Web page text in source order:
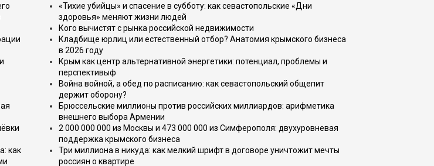
как
«Тихие убийцы» и спасение в субботу: как севастопольские «Дни
здоровья» меняют жизни людей
Кого вычистят с рынка российской недвижимости
Кладбище юрлиц или естественный отбор? Анатомия крымского бизнеса
в 2026 году
Крым как центр альтернативной энергетики: потенциал, проблемы и
перспективыф
Война войной, а обед по расписанию: как севастопольский общепит
держит оборону?
Брюссельские миллионы против российских миллиардов: арифметика
внешнего выбора Армении
2 000 000 000 из Москвы и 473 000 000 из Симферополя: двухуровневая
поддержка крымского бизнеса
Три миллиона в никуда: как мелкий шрифт в договоре уничтожит мечты
россиян о квартире